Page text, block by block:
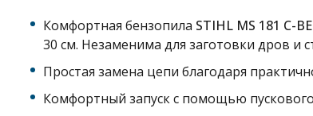
Комфортная бензопила STIHL MS 181 C-BE
30 см. Незаменима для заготовки дров и
Простая замена цепи благодаря
Комфортный запуск с помощью